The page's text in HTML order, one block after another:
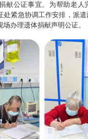
献公证事宜。为帮助老人
处紧急协调工作安排，派
办理遗体捐献声明公证。